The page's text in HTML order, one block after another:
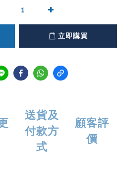
立即購買
送貨及
付款方
式
顧客評
價